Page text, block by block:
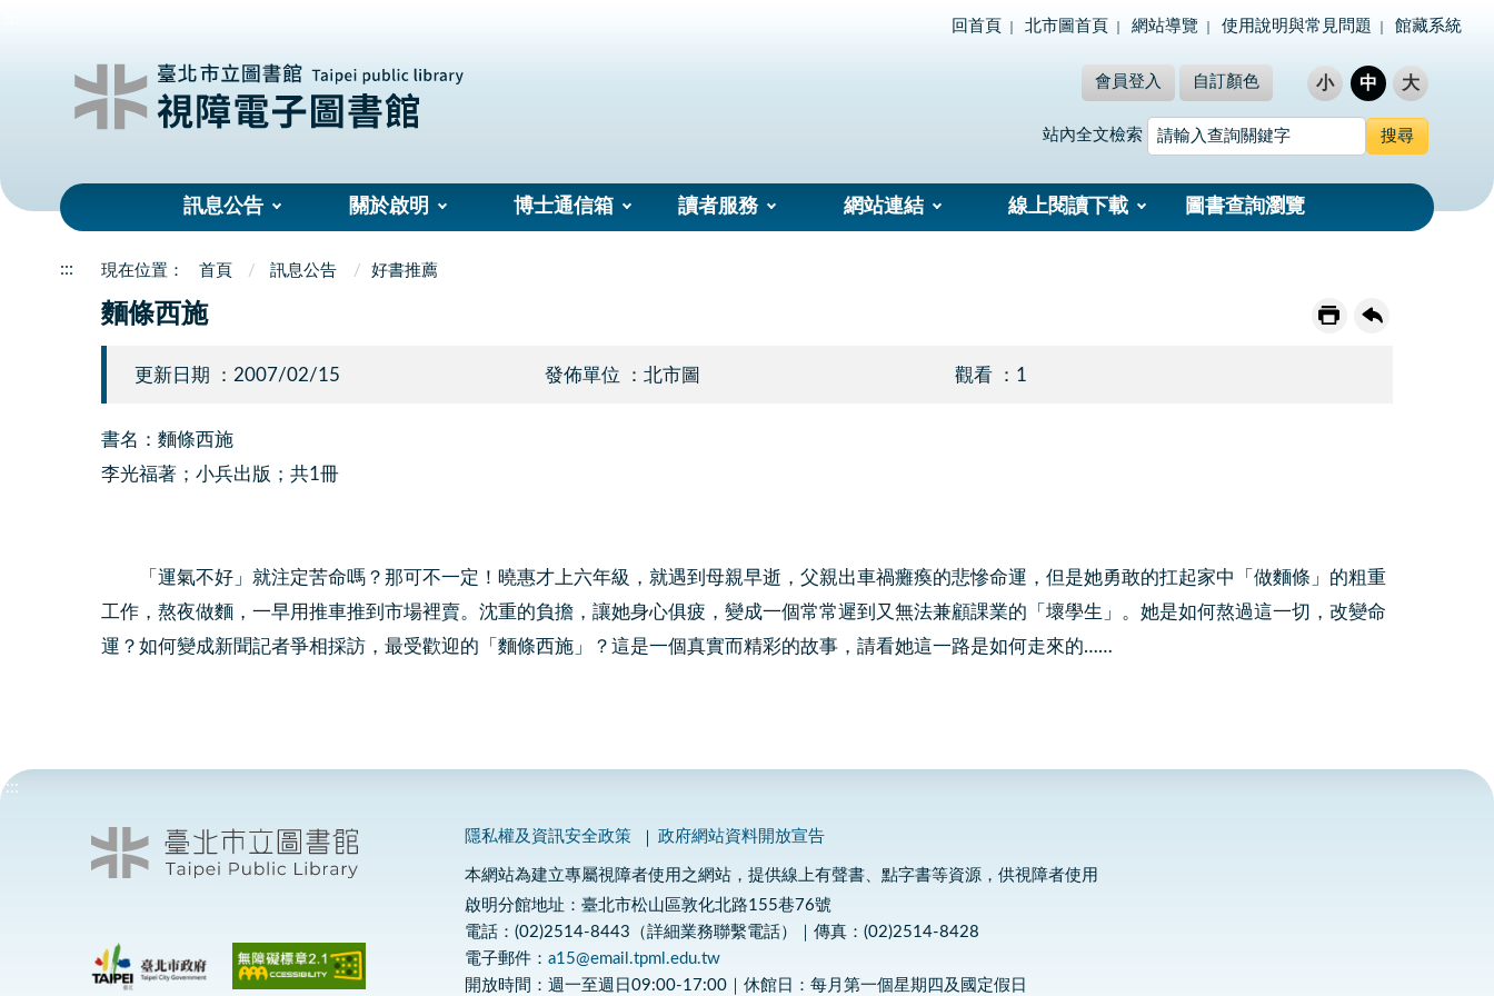
回首頁 北市圖首頁 網站導覽 使用說明與常見問題 館藏系統
會員登入 自訂顏色 小 中 大
站內全文檢索
訊息公告 關於啟明 博士通信箱 讀者服務 網站連結 線上閱讀下載 圖書查詢瀏覽
::: 首頁 訊息公告 好書推薦
麵條西施
更新日期 ：2007/02/15 發佈單位 ：北市圖 觀看 ：1
書名：麵條西施
李光福著；小兵出版；共1冊
「運氣不好」就注定苦命嗎？那可不一定！曉惠才上六年級，就遇到母親早逝，父親出車禍癱瘓的悲慘命運，但是她勇敢的扛起家中「做麵條」的粗重
工作，熬夜做麵，一早用推車推到市場裡賣。沈重的負擔，讓她身心俱疲，變成一個常常遲到又無法兼顧課業的「壞學生」。她是如何熬過這一切，改變命
運？如何變成新聞記者爭相採訪，最受歡迎的「麵條西施」？這是一個真實而精彩的故事，請看她這一路是如何走來的……
:::
隱私權及資訊安全政策 政府網站資料開放宣告
本網站為建立專屬視障者使用之網站，提供線上有聲書、點字書等資源，供視障者使用
啟明分館地址：臺北市松山區敦化北路155巷76號
電話：(02)2514-8443（詳細業務聯繫電話）｜傳真：(02)2514-8428
電子郵件：a15@email.tpml.edu.tw
開放時間：週一至週日09:00-17:00｜休館日：每月第一個星期四及國定假日